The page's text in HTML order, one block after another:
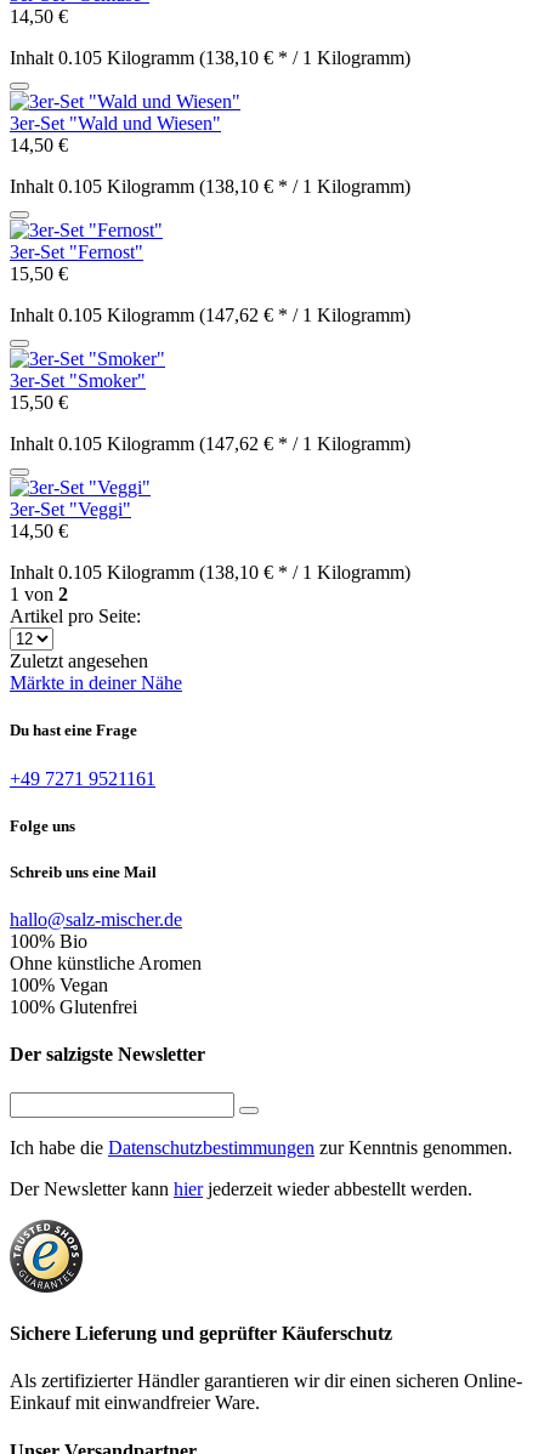
14,50 €
Inhalt 0.105 Kilogramm (138,10 € * / 1 Kilogramm)
3er-Set "Wald und Wiesen"
14,50 €
Inhalt 0.105 Kilogramm (138,10 € * / 1 Kilogramm)
3er-Set "Fernost"
15,50 €
Inhalt 0.105 Kilogramm (147,62 € * / 1 Kilogramm)
3er-Set "Smoker"
15,50 €
Inhalt 0.105 Kilogramm (147,62 € * / 1 Kilogramm)
3er-Set "Veggi"
14,50 €
Inhalt 0.105 Kilogramm (138,10 € * / 1 Kilogramm)
1 von 2
Artikel pro Seite:
Zuletzt angesehen
Märkte in deiner Nähe
Du hast eine Frage
+49 7271 9521161
Folge uns
Schreib uns eine Mail
hallo@salz-mischer.de
100% Bio
Ohne künstliche Aromen
100% Vegan
100% Glutenfrei
Der salzigste Newsletter
Ich habe die Datenschutzbestimmungen zur Kenntnis genommen.
Der Newsletter kann hierjederzeit wieder abbestellt werden.
Sichere Lieferung und geprüfter Käuferschutz
Als zertifizierter Händler garantieren wir dir einen sicheren Online-
Einkauf mit einwandfreier Ware.